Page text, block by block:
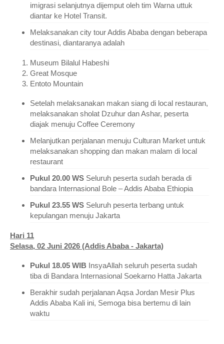
imigrasi selanjutnya dijemput oleh tim Warna uttuk
diantar ke Hotel Transit.
Melaksanakan city tour Addis Ababa dengan beberapa
destinasi, diantaranya adalah
Museum Bilalul Habeshi
Great Mosque
Entoto Mountain
Setelah melaksanakan makan siang di local restauran,
melaksanakan sholat Dzuhur dan Ashar, peserta
diajak menuju Coffee Ceremony
Melanjutkan perjalanan menuju Culturan Market untuk
melaksanakan shopping dan makan malam di local
restaurant
Pukul 20.00 WS Seluruh peserta sudah berada di
bandara Internasional Bole – Addis Ababa Ethiopia
Pukul 23.55 WS Seluruh peserta terbang untuk
kepulangan menuju Jakarta
Hari 11
Selasa, 02 Juni 2026 (Addis Ababa - Jakarta)
Pukul 18.05 WIB InsyaAllah seluruh peserta sudah
tiba di Bandara Internasional Soekarno Hatta Jakarta
Berakhir sudah perjalanan Aqsa Jordan Mesir Plus
Addis Ababa Kali ini, Semoga bisa bertemu di lain
waktu